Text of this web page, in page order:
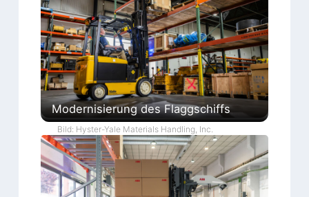
Modernisierung des Flaggschiffs
Bild: Hyster-Yale Materials Handling, Inc.